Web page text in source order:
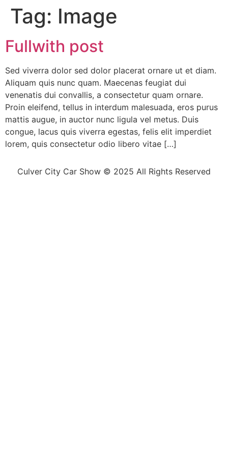
Tag: Image
Fullwith post
Sed viverra dolor sed dolor placerat ornare ut et diam.
Aliquam quis nunc quam. Maecenas feugiat dui
venenatis dui convallis, a consectetur quam ornare.
Proin eleifend, tellus in interdum malesuada, eros purus
mattis augue, in auctor nunc ligula vel metus. Duis
congue, lacus quis viverra egestas, felis elit imperdiet
lorem, quis consectetur odio libero vitae […]
Culver City Car Show © 2025 All Rights Reserved